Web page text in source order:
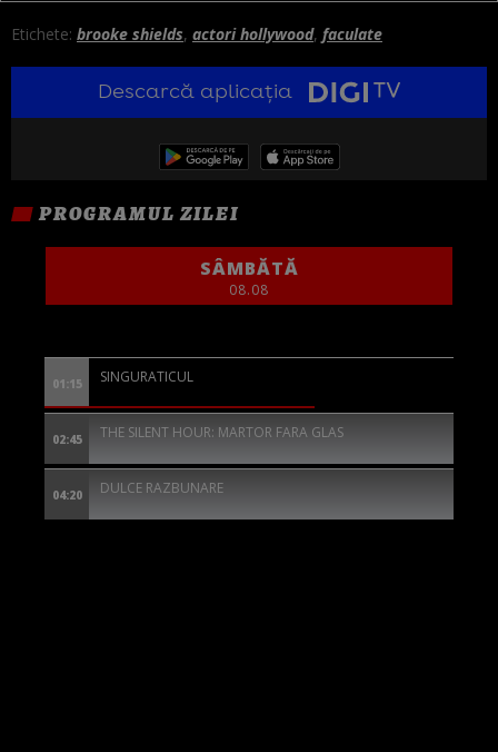
Etichete: brooke shields, actori hollywood, faculate
Descarcă aplicația
PROGRAMUL ZILEI
SÂMBĂTĂ
08.08
01:15 SINGURATICUL
02:45 THE SILENT HOUR: MARTOR FARA GLAS
04:20 DULCE RAZBUNARE